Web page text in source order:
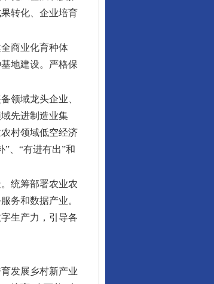
转化、企业培育
商业化育种体
地建设。严格保
领域龙头企业、
先进制造业集
村领域低空经济
、“有进有出”和
统筹部署农业农
务和数据产业。
生产力，引导各
发展乡村新产业